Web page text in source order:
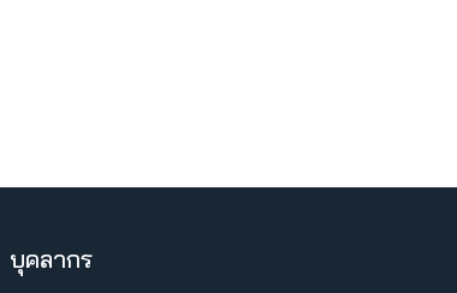
บุคลากร